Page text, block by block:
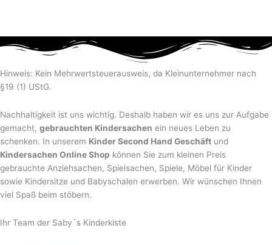
Hinweis: Kein Mehrwertsteuerausweis, da Kleinunternehmer nach
§19 (1) UStG.
Nachhaltigkeit ist uns wichtig. Deshalb haben wir es uns zur Aufgabe
gemacht, gebrauchten Kindersachen ein neues Leben zu
schenken. In unserem Kinder Second Hand Geschäft und
Kindersachen Online Shop können Sie zum kleinen Preis
gebrauchte Anziehsachen, Spiel­sachen, Spiele, Möbel für Kinder
sowie Kindersitze und Babyschalen erwerben. Wir wünschen Ihnen
viel Spaß beim stöbern.
Ihr Team der Saby´s Kinderkiste